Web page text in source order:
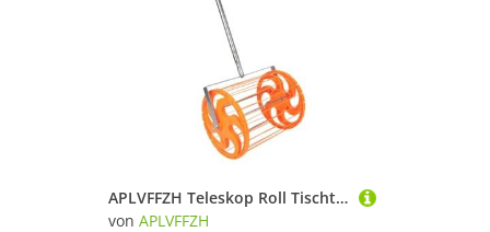
APLVFFZH Teleskop Roll Tischtennisball Picker Sammlerrolle Zum Üben
von APLVFFZH